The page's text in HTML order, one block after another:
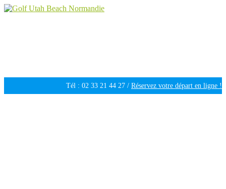
Tél : 02 33 21 44 27 / Réservez votre départ en ligne !